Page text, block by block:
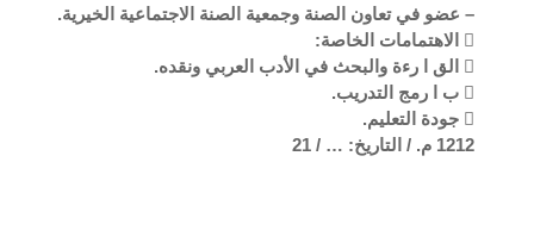
– عضو في تعاون الصنة وجمعية الصنة الاجتماعية الخيرية.
 الاهتمامات الخاصة:
 الق ا رءة والبحث في الأدب العربي ونقده.
 ب ا رمج التدريب.
 جودة التعليم.
1212 م. / التاريخ: … / 21